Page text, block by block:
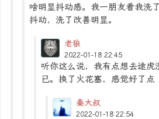
啥明显抖动感。我一朋友看我洗
抖动，洗了改善明显。
老狼
2022-01-18 22:45
听你这么说，我有点想去途虎
已。换了火花塞，感觉好了点
秦大叔
2022-01-18 22:54